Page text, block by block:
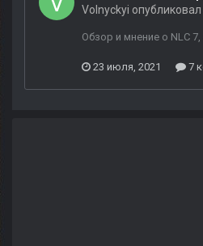
Volnyckyi
Обзор и мнение о NLC
23 июля, 2021 7